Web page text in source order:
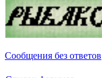
Сообщения без ответов